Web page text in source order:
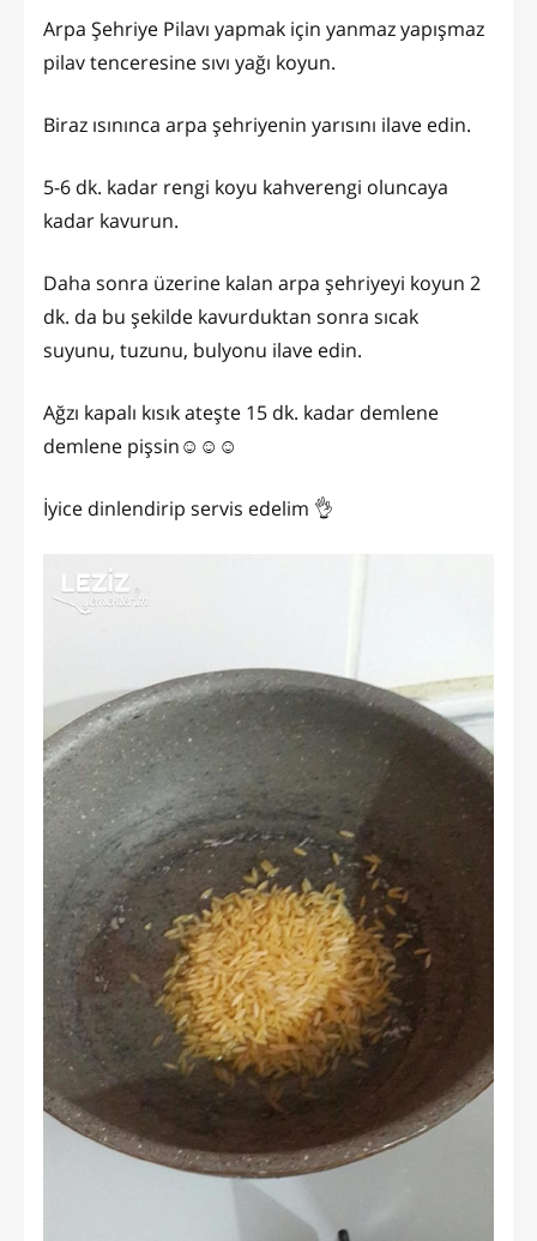
Arpa Şehriye Pilavı yapmak için yanmaz yapışmaz
pilav tenceresine sıvı yağı koyun.
Biraz ısınınca arpa şehriyenin yarısını ilave edin.
5-6 dk. kadar rengi koyu kahverengi oluncaya
kadar kavurun.
Daha sonra üzerine kalan arpa şehriyeyi koyun 2
dk. da bu şekilde kavurduktan sonra sıcak
suyunu, tuzunu, bulyonu ilave edin.
Ağzı kapalı kısık ateşte 15 dk. kadar demlene
demlene pişsin☺☺☺
İyice dinlendirip servis edelim 👌